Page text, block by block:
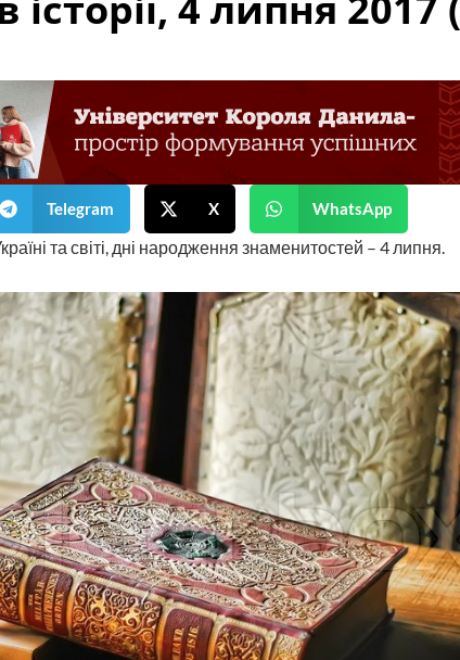
Telegram X WhatsApp
та світі, дні народження знаменитостей – 4 липня.